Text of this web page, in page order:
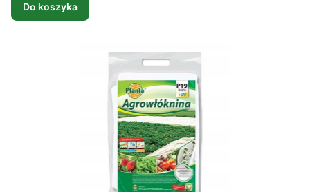
Do koszyka